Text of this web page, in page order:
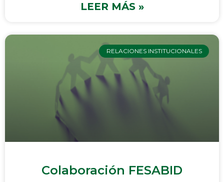
LEER MÁS »
RELACIONES INSTITUCIONALES
Colaboración FESABID